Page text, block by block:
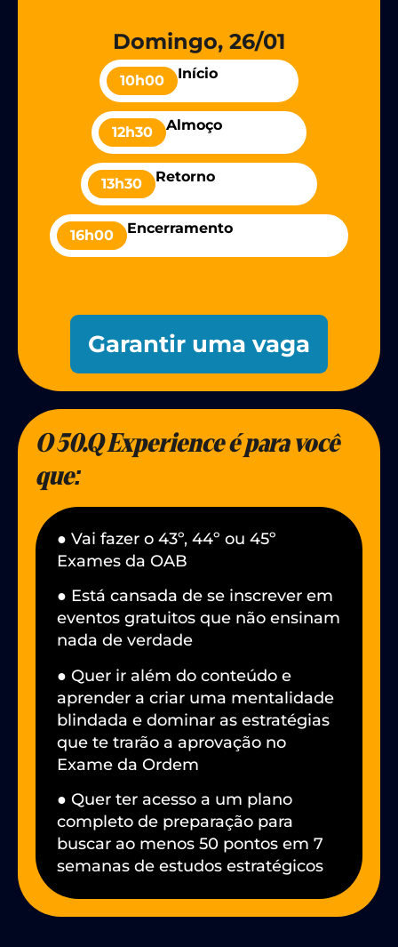
Domingo, 26/01​​
10h00 Início
12h30 Almoço
13h30 Retorno
16h00 Encerramento
Garantir uma vaga
O 50.Q Experience é para você
que:
● Vai fazer o 43º, 44º ou 45º
Exames da OAB
● Está cansada de se inscrever em
eventos gratuitos que não ensinam
nada de verdade
● Quer ir além do conteúdo e
aprender a criar uma mentalidade
blindada e dominar as estratégias
que te trarão a aprovação no
Exame da Ordem
● Quer ter acesso a um plano
completo de preparação para
buscar ao menos 50 pontos em 7
semanas de estudos estratégicos